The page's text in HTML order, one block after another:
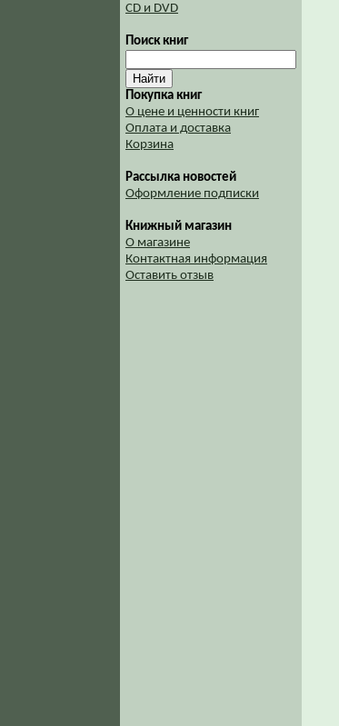
CD и DVD
Поиск книг
Покупка книг
О цене и ценности книг
Оплата и доставка
Корзина
Рассылка новостей
Оформление подписки
Книжный магазин
О магазине
Контактная информация
Оставить отзыв